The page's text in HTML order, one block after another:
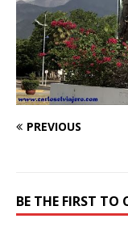
PREVIOUS
BE THE FIRST TO